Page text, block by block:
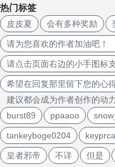
热门标签
皮皮夏 会有多种奖励
请为您喜欢的作者加油
请点击页面右边的小手
希望在回复那里留下您
建议都会成为作者创作的动力
burst89
ppaaoo
tankeyboge0204 keyprca
皇者邪帝 不详 但是